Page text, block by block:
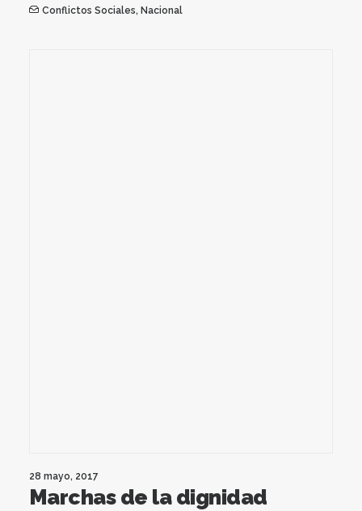
Conflictos Sociales, Nacional
28 mayo, 2017
Marchas de la dignidad